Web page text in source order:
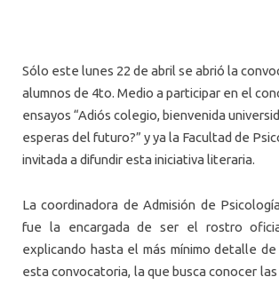
Sólo este lunes 22 de abril se abrió la
alumnos de 4to. Medio a participar en el
ensayos “Adiós colegio, bienvenida
esperas del futuro?” y ya la Facultad de
invitada a difundir esta iniciativa literaria.
La coordinadora de Admisión de
fue la encargada de ser el rostro
explicando hasta el más mínimo detalle
esta convocatoria, la que busca conocer